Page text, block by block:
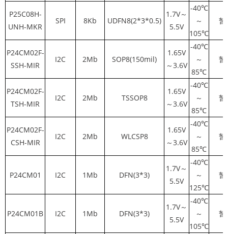
P25C08H-
UNH-MKR
SPI 8Kb UDFN8(2*3*0.5)
1.7V～
5.5V
-40℃
～
105℃
暂
P24CM02F-
SSH-MIR
I2C 2Mb SOP8(150mil)
1.65V
～3.6V
-40℃
～
85℃
暂
P24CM02F-
TSH-MIR
I2C 2Mb TSSOP8
1.65V
～3.6V
-40℃
～
85℃
暂
P24CM02F-
CSH-MIR
I2C 2Mb WLCSP8
1.65V
～3.6V
-40℃
～
85℃
暂
P24CM01 I2C 1Mb DFN(3*3)
1.7V～
5.5V
-40℃
～
125℃
暂
P24CM01B I2C 1Mb DFN(3*3)
1.7V～
5.5V
-40℃
～
105℃
暂